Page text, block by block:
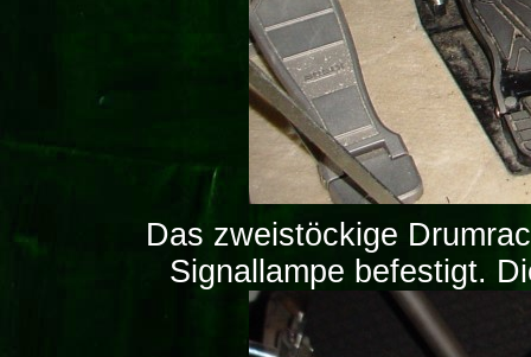
Das zweistöckige
Signallampe befestigt.